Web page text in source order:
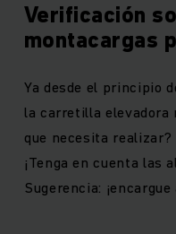
Verificación
montacargas
Ya desde el principio
la carretilla elevadora
que necesita
¡Tenga en cuenta las
Sugerencia: